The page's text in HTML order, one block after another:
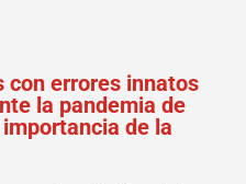
con errores innatos
la pandemia de
de la